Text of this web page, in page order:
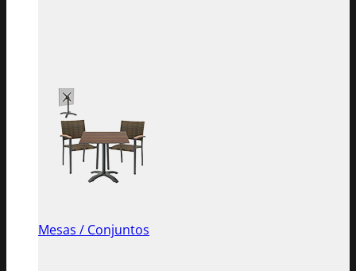
Mesas / Conjuntos